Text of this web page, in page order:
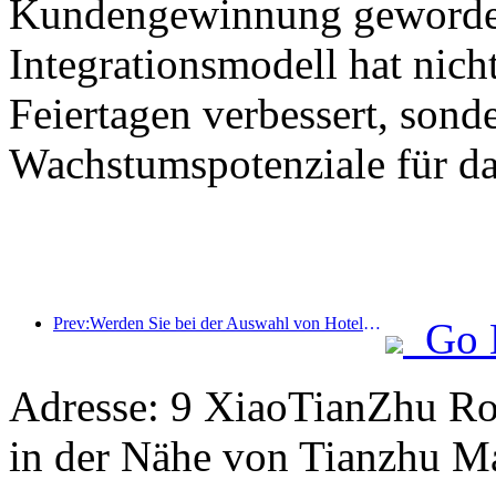
Kundengewinnung
Integrationsmodell hat
Feiertagen verbessert,
Wachstumspotenziale für
Prev:Werden Sie bei der Auswahl von Hotels immer wählerischer? Marken der mittleren und oberen Preisklasse wählen alle Details aus
Go
Adresse: 9 XiaoTianZhu
in der Nähe von Tianzhu